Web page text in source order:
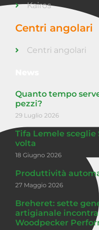
Kairos
Centri angolari
Centri angolari
Quanto tempo
pezzi?
29 Luglio 2026
Tifa Lemele sceglie
volta
18 Giugno 2026
Produttività
27 Maggio 2026
Breheret: sette
artigianale
Woodpecker